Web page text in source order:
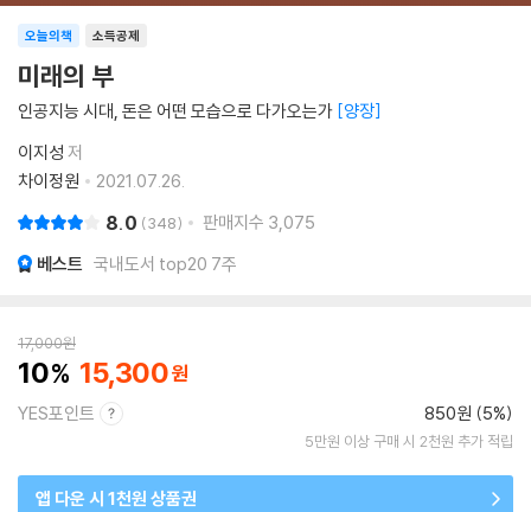
소득공제
오늘의책
미래의 부
인공지능 시대, 돈은 어떤 모습으로 다가오는가 양장
이지성 저
차이정원
2021.07.26.
8.0 348 판매지수 3,075
베스트 국내도서 top20 7주
17,000원
10 15,300
YES포인트 850원 (5%)
5만원 이상 구매 시 2천원 추가 적립
앱 다운 시 1천원 상품권